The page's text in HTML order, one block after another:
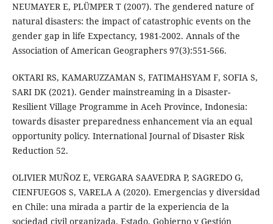
NEUMAYER E, PLÜMPER T (2007). The gendered nature of
natural disasters: the impact of catastrophic events on the
gender gap in life Expectancy, 1981-2002. Annals of the
Association of American Geographers 97(3):551-566.
OKTARI RS, KAMARUZZAMAN S, FATIMAHSYAM F, SOFIA S,
SARI DK (2021). Gender mainstreaming in a Disaster-
Resilient Village Programme in Aceh Province, Indonesia:
towards disaster preparedness enhancement via an equal
opportunity policy. International Journal of Disaster Risk
Reduction 52.
OLIVIER MUÑOZ E, VERGARA SAAVEDRA P, SAGREDO G,
CIENFUEGOS S, VARELA A (2020). Emergencias y diversidad
en Chile: una mirada a partir de la experiencia de la
sociedad civil organizada. Estado, Gobierno y Gestión